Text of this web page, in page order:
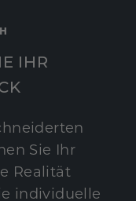
IHR
Sie Ihr
Realität
individuelle